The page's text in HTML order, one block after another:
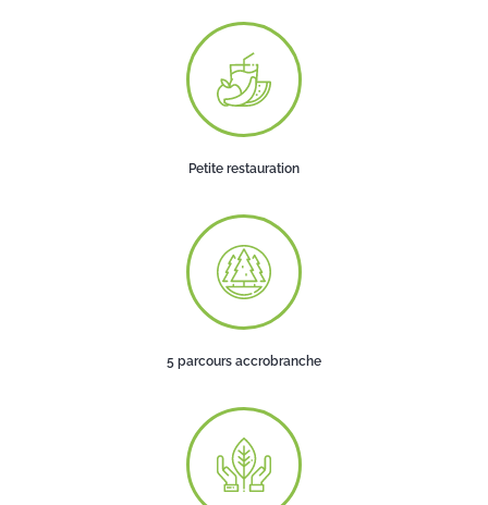
Petite restauration
5 parcours accrobranche